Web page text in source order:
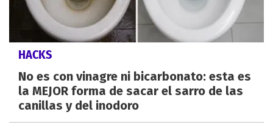
HACKS
No es con vinagre ni bicarbonato: esta es
la MEJOR forma de sacar el sarro de las
canillas y del inodoro